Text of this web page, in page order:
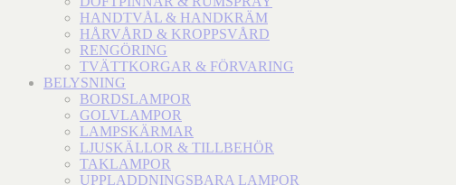
HANDTVÅL & HANDKRÄM
HÅRVÅRD & KROPPSVÅRD
RENGÖRING
TVÄTTKORGAR & FÖRVARING
BELYSNING
BORDSLAMPOR
GOLVLAMPOR
LAMPSKÄRMAR
LJUSKÄLLOR & TILLBEHÖR
TAKLAMPOR
UPPLADDNINGSBARA LAMPOR